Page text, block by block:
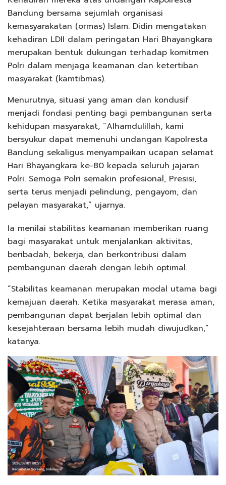
Bandung bersama sejumlah organisasi
kemasyarakatan (ormas) Islam. Didin mengatakan
kehadiran LDII dalam peringatan Hari Bhayangkara
merupakan bentuk dukungan terhadap komitmen
Polri dalam menjaga keamanan dan ketertiban
masyarakat (kamtibmas).
Menurutnya, situasi yang aman dan kondusif
menjadi fondasi penting bagi pembangunan serta
kehidupan masyarakat, “Alhamdulillah, kami
bersyukur dapat memenuhi undangan Kapolresta
Bandung sekaligus menyampaikan ucapan selamat
Hari Bhayangkara ke-80 kepada seluruh jajaran
Polri. Semoga Polri semakin profesional, Presisi,
serta terus menjadi pelindung, pengayom, dan
pelayan masyarakat,” ujarnya.
Ia menilai stabilitas keamanan memberikan ruang
bagi masyarakat untuk menjalankan aktivitas,
beribadah, bekerja, dan berkontribusi dalam
pembangunan daerah dengan lebih optimal.
“Stabilitas keamanan merupakan modal utama bagi
kemajuan daerah. Ketika masyarakat merasa aman,
pembangunan dapat berjalan lebih optimal dan
kesejahteraan bersama lebih mudah diwujudkan,”
katanya.